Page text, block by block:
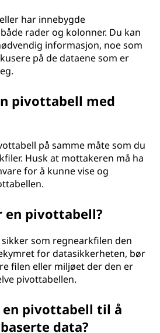
har innebygde
rader og kolonner. Du kan
informasjon, noe som
på de dataene som er
pivottabell med
på samme måte som du
Husk at mottakeren må ha
for å kunne vise og
en pivottabell?
som regnearkfilen den
for datasikkerheten, bør
filen eller miljøet der den er
pivottabellen.
en pivottabell til å
data?